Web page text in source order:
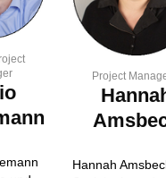
Project
Hannah